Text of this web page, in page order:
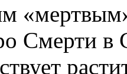
Смерти в